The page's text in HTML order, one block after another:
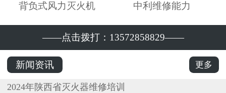
背负式风力灭火机 中利维修能力
——点击拨打：13572858829——
更多
新闻资讯
2024年陕西省灭火器维修培训